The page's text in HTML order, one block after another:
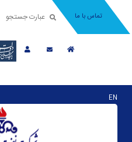
تماس با ما
EN